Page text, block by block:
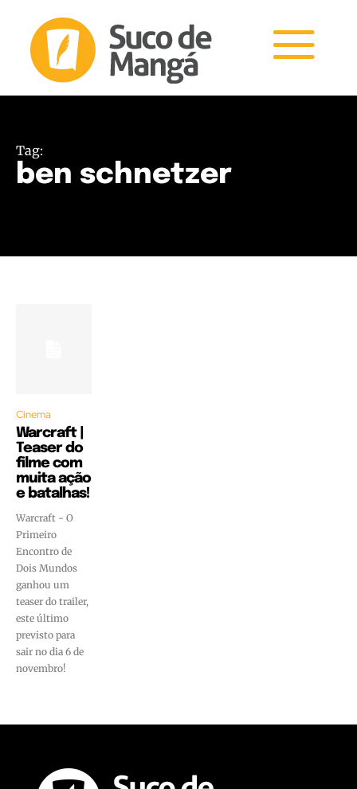
Tag:
ben schnetzer
Cinema
Warcraft |
Teaser do
filme com
muita ação
e batalhas!
Warcraft - O
Primeiro
Encontro de
Dois Mundos
ganhou um
teaser do trailer,
este último
previsto para
sair no dia 6 de
novembro!